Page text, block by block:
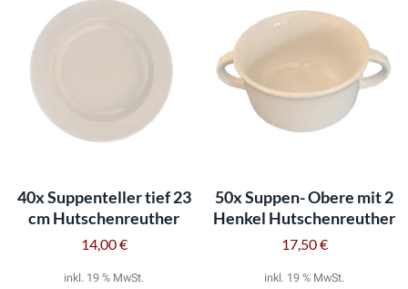
40x Suppenteller tief 23
cm Hutschenreuther
14,00€
inkl. 19 % MwSt.
50x Suppen- Obere mit 2
Henkel Hutschenreuther
17,50€
inkl. 19 % MwSt.